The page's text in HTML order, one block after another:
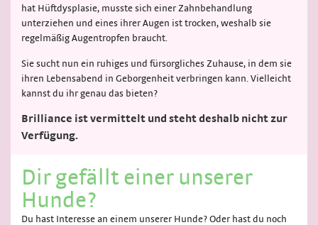
hat Hüftdysplasie, musste sich einer Zahnbehandlung
unterziehen und eines ihrer Augen ist trocken, weshalb sie
regelmäßig Augentropfen braucht.
Sie sucht nun ein ruhiges und fürsorgliches Zuhause, in dem sie
ihren Lebensabend in Geborgenheit verbringen kann. Vielleicht
kannst du ihr genau das bieten?
Brilliance ist vermittelt und steht deshalb nicht zur
Verfügung.
Dir gefällt einer unserer
Hunde?
Du hast Interesse an einem unserer Hunde? Oder hast du noch